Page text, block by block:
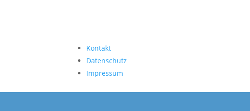
Kontakt
Datenschutz
Impressum